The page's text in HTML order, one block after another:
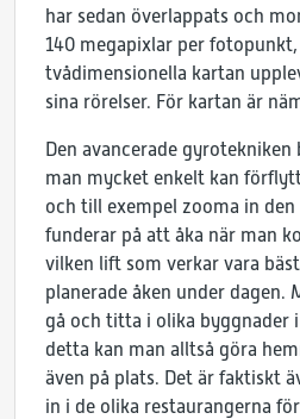
har sedan överlappats och
140 megapixlar per
tvådimensionella kartan
sina rörelser. För kartan är
Den avancerade
man mycket enkelt kan
och till exempel zooma in
funderar på att åka när man
vilken lift som verkar vara
planerade åken under dagen.
gå och titta i olika byggnader
detta kan man alltså göra
även på plats. Det är faktiskt
in i de olika restaurangerna